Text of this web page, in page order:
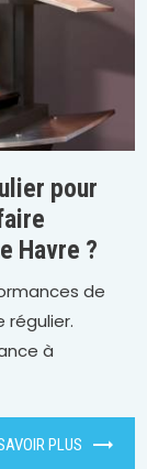
pour
Havre ?
de
régulier.
à
PLUS